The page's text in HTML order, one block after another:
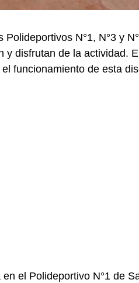
N°1, N°3 y
y disfrutan de la actividad.
funcionamiento de esta
el Polideportivo N°1 de